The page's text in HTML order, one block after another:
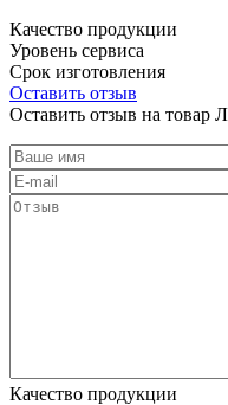
Качество продукции
Уровень сервиса
Срок изготовления
Оставить отзыв
Оставить отзыв на товар
Качество продукции